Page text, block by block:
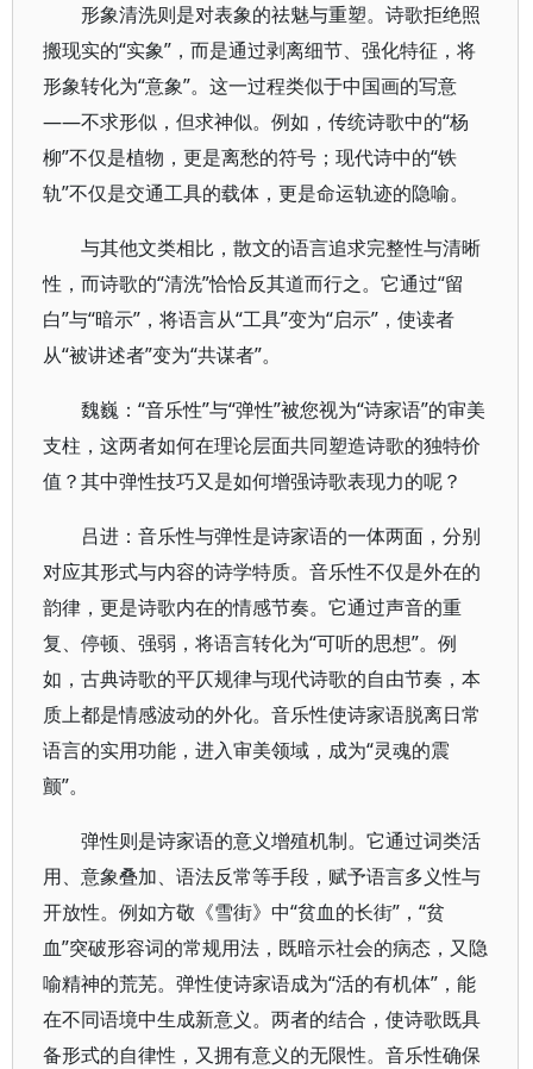
形象清洗则是对表象的祛魅与重塑。诗歌拒绝照
搬现实的“实象”，而是通过剥离细节、强化特征，将
形象转化为“意象”。这一过程类似于中国画的写意
——不求形似，但求神似。例如，传统诗歌中的“杨
柳”不仅是植物，更是离愁的符号；现代诗中的“铁
轨”不仅是交通工具的载体，更是命运轨迹的隐喻。
与其他文类相比，散文的语言追求完整性与清晰
性，而诗歌的“清洗”恰恰反其道而行之。它通过“留
白”与“暗示”，将语言从“工具”变为“启示”，使读者
从“被讲述者”变为“共谋者”。
魏巍：“音乐性”与“弹性”被您视为“诗家语”的审美
支柱，这两者如何在理论层面共同塑造诗歌的独特价
值？其中弹性技巧又是如何增强诗歌表现力的呢？
吕进：音乐性与弹性是诗家语的一体两面，分别
对应其形式与内容的诗学特质。音乐性不仅是外在的
韵律，更是诗歌内在的情感节奏。它通过声音的重
复、停顿、强弱，将语言转化为“可听的思想”。例
如，古典诗歌的平仄规律与现代诗歌的自由节奏，本
质上都是情感波动的外化。音乐性使诗家语脱离日常
语言的实用功能，进入审美领域，成为“灵魂的震
颤”。
弹性则是诗家语的意义增殖机制。它通过词类活
用、意象叠加、语法反常等手段，赋予语言多义性与
开放性。例如方敬《雪街》中“贫血的长街”，“贫
血”突破形容词的常规用法，既暗示社会的病态，又隐
喻精神的荒芜。弹性使诗家语成为“活的有机体”，能
在不同语境中生成新意义。两者的结合，使诗歌既具
备形式的自律性，又拥有意义的无限性。音乐性确保